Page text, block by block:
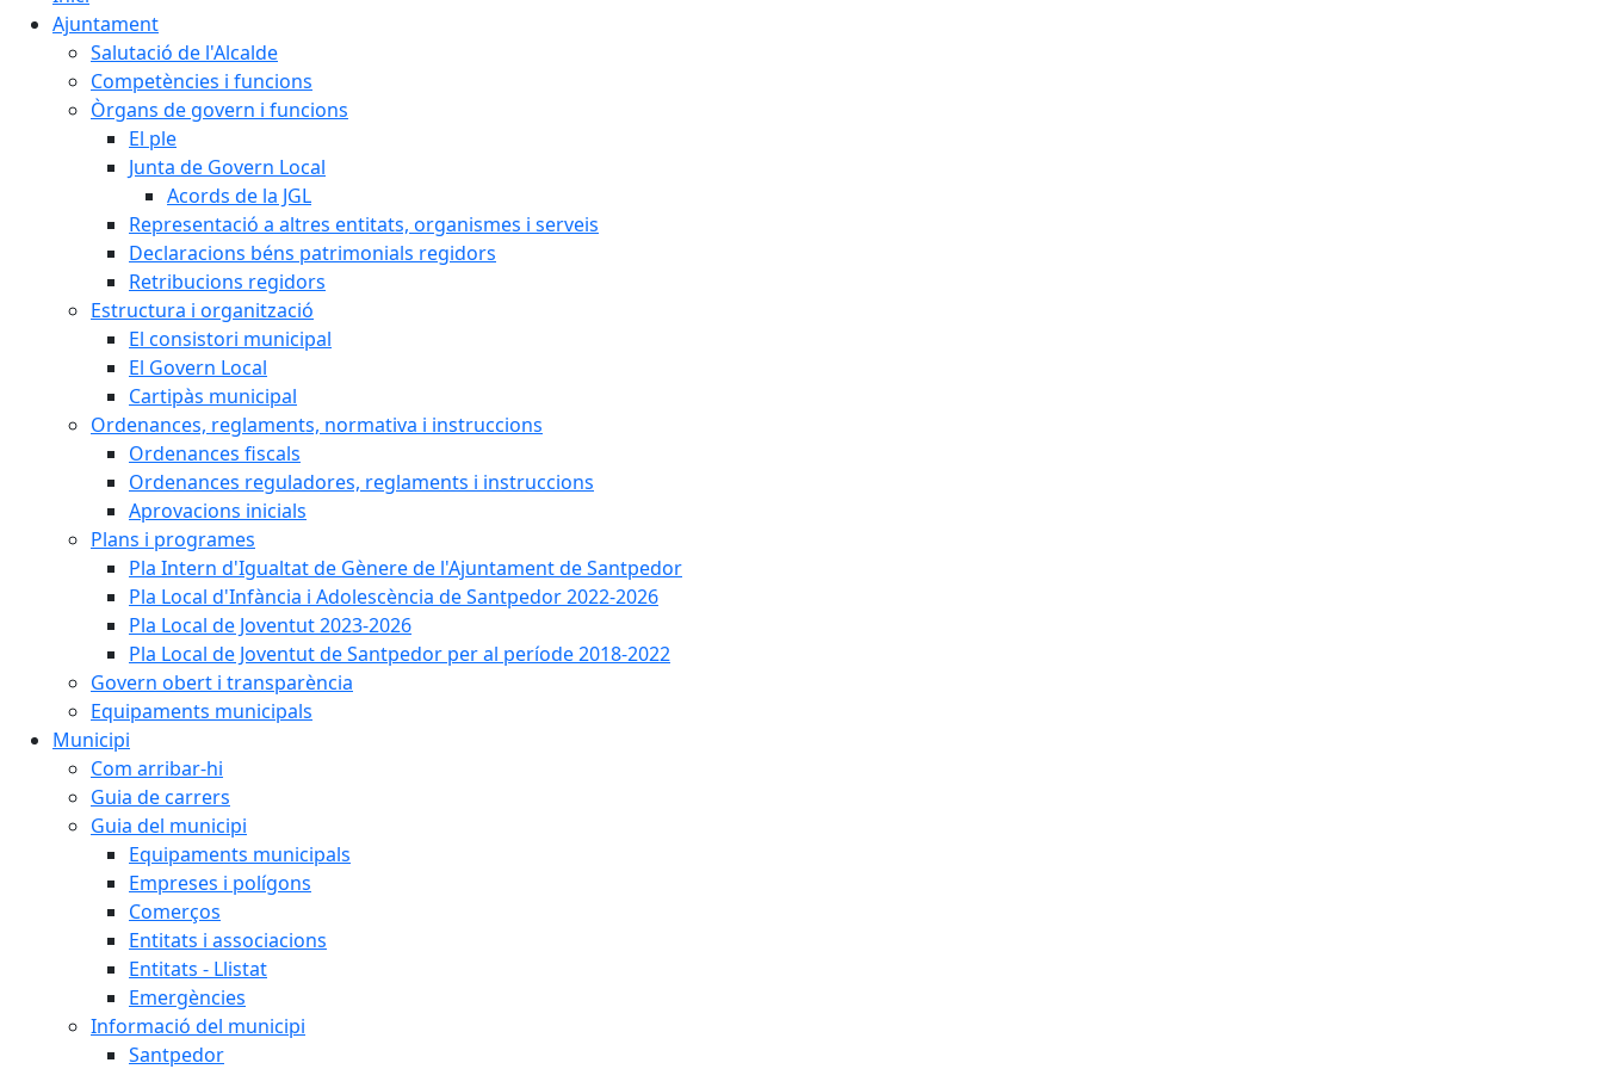
Ajuntament
Salutació de l'Alcalde
Competències i funcions
Òrgans de govern i funcions
El ple
Junta de Govern Local
Acords de la JGL
Representació a altres entitats, organismes i serveis
Declaracions béns patrimonials regidors
Retribucions regidors
Estructura i organització
El consistori municipal
El Govern Local
Cartipàs municipal
Ordenances, reglaments, normativa i instruccions
Ordenances fiscals
Ordenances reguladores, reglaments i instruccions
Aprovacions inicials
Plans i programes
Pla Intern d'Igualtat de Gènere de l'Ajuntament de Santpedor
Pla Local d'Infància i Adolescència de Santpedor 2022-2026
Pla Local de Joventut 2023-2026
Pla Local de Joventut de Santpedor per al període 2018-2022
Govern obert i transparència
Equipaments municipals
Municipi
Com arribar-hi
Guia de carrers
Guia del municipi
Equipaments municipals
Empreses i polígons
Comerços
Entitats i associacions
Entitats - Llistat
Emergències
Informació del municipi
Santpedor